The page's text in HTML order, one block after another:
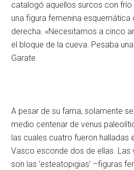
catalogó aquellos surcos con frío
una figura femenina esquemática
derecha. «Necesitamos a cinco
el bloque de la cueva. Pesaba
Garate.
A pesar de su fama, solamente
medio centenar de venus
las cuales cuatro fueron halladas
Vasco esconde dos de ellas. Las
son las ‘esteatopigias’ –figuras